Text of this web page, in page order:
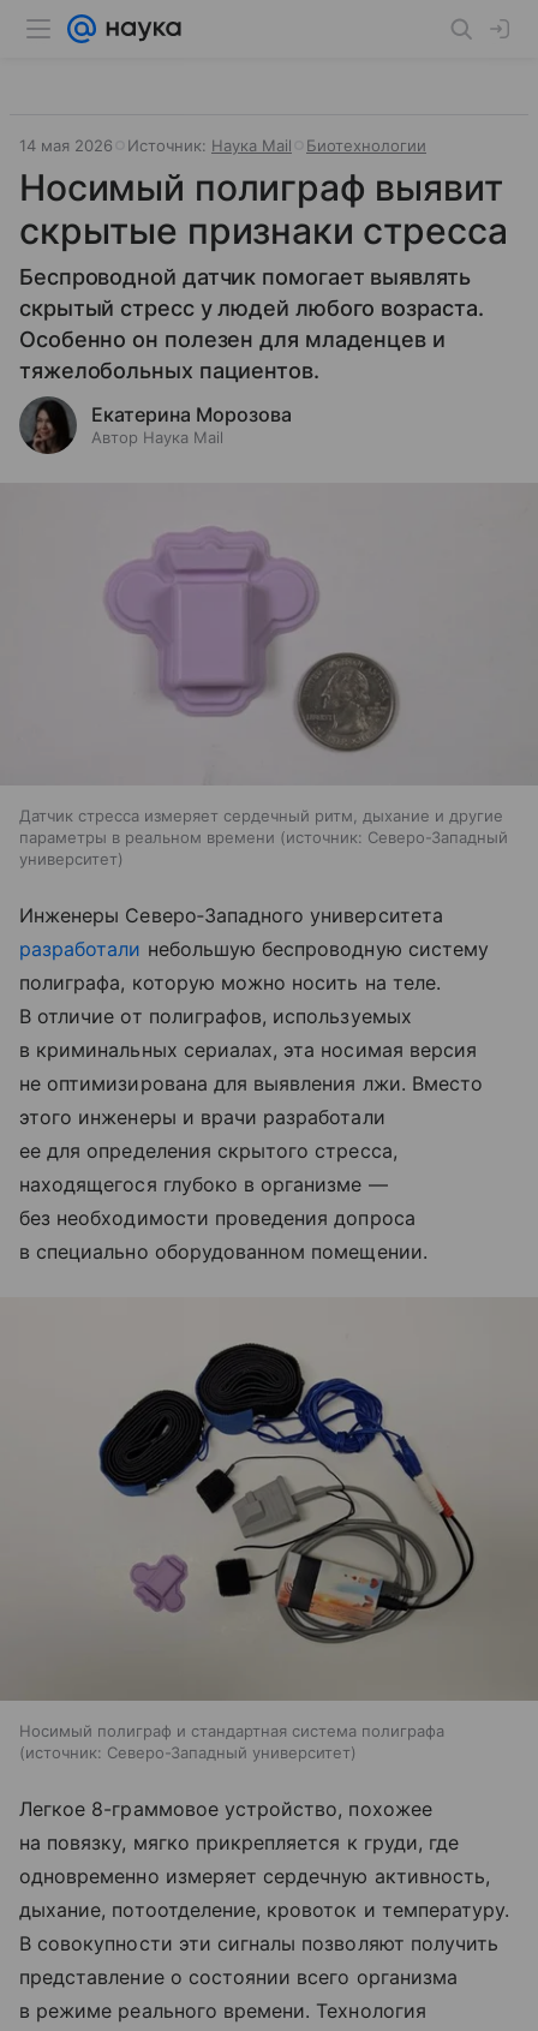
14 мая 2026 Источник: Наука Mail Биотехнологии
Носимый полиграф выявит
скрытые признаки стресса
Беспроводной датчик помогает выявлять
скрытый стресс у людей любого возраста.
Особенно он полезен для младенцев и
тяжелобольных пациентов.
Екатерина Морозова
Автор Наука Mail
Датчик стресса измеряет сердечный ритм, дыхание и другие
параметры в реальном времени
источник: Северо-Западный
университет
Инженеры Северо‑Западного университета
разработали небольшую беспроводную систему
полиграфа, которую можно носить на теле.
В отличие от полиграфов, используемых
в криминальных сериалах, эта носимая версия
не оптимизирована для выявления лжи. Вместо
этого инженеры и врачи разработали
ее для определения скрытого стресса,
находящегося глубоко в организме —
без необходимости проведения допроса
в специально оборудованном помещении.
Носимый полиграф и стандартная система полиграфа
источник: Северо-Западный университет
Легкое 8-граммовое устройство, похожее
на повязку, мягко прикрепляется к груди, где
одновременно измеряет сердечную активность,
дыхание, потоотделение, кровоток и температуру.
В совокупности эти сигналы позволяют получить
представление о состоянии всего организма
в режиме реального времени. Технология